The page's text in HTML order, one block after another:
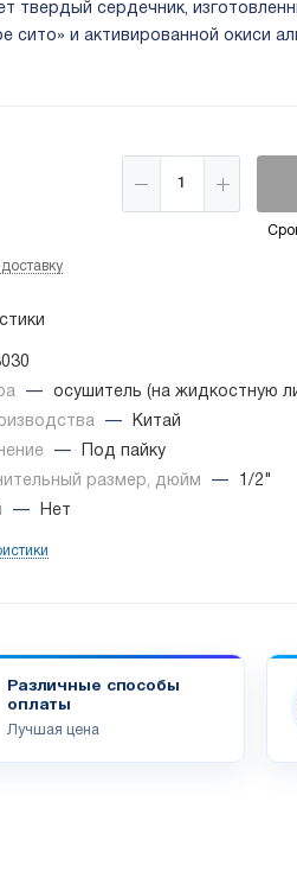
твердый сердечник,
сито» и активированной окиси
—
осушитель (на жидкостную
—
Китай
—
Под пайку
размер, дюйм
—
1/2"
— Нет
Различные способы
оплаты
Лучшая цена